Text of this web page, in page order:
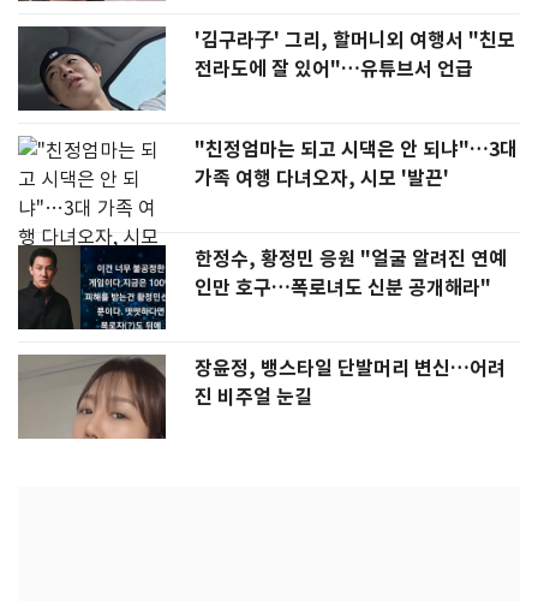
'김구라子' 그리, 할머니외 여행서 "친모
전라도에 잘 있어"…유튜브서 언급
"친정엄마는 되고 시댁은 안 되냐"…3대
가족 여행 다녀오자, 시모 '발끈'
한정수, 황정민 응원 "얼굴 알려진 연예
인만 호구…폭로녀도 신분 공개해라"
장윤정, 뱅스타일 단발머리 변신…어려
진 비주얼 눈길